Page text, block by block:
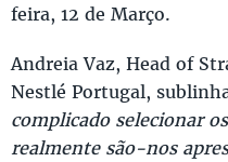
feira, 12 de Março.
Andreia Vaz, Head of
Nestlé Portugal,
complicado selecionar
realmente são-nos